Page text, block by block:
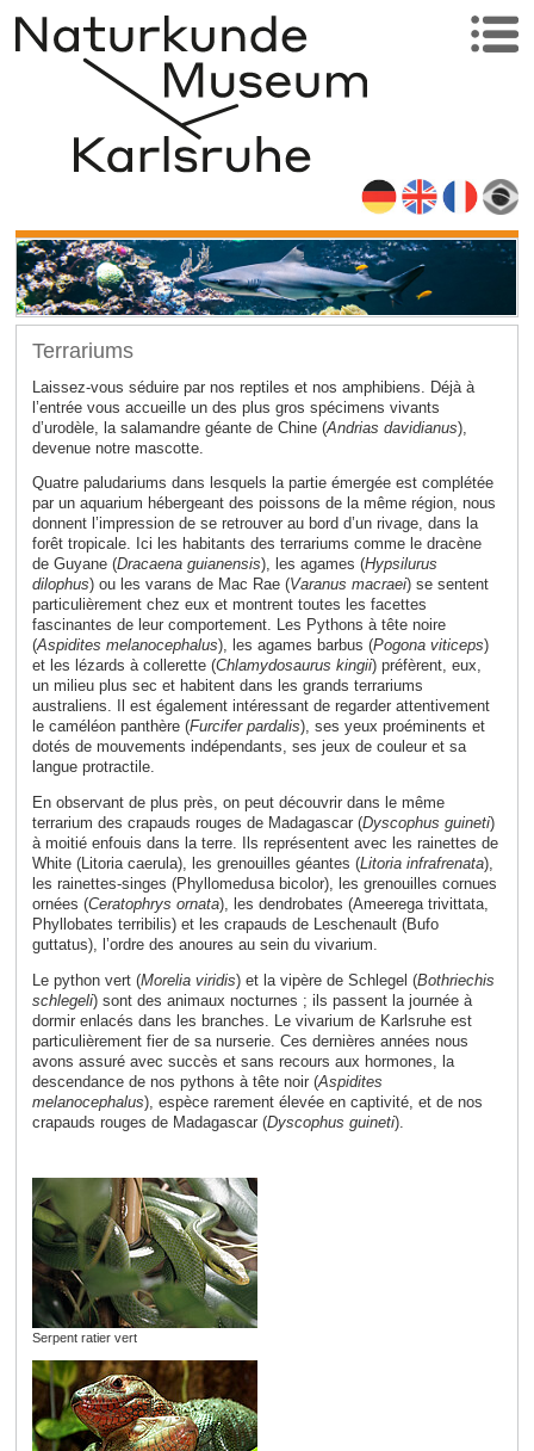
Terrariums
Laissez-vous séduire par nos reptiles et nos amphibiens. Déjà à
l’entrée vous accueille un des plus gros spécimens vivants
d’urodèle, la salamandre géante de Chine (Andrias davidianus),
devenue notre mascotte.
Quatre paludariums dans lesquels la partie émergée est complétée
par un aquarium hébergeant des poissons de la même région, nous
donnent l’impression de se retrouver au bord d’un rivage, dans la
forêt tropicale. Ici les habitants des terrariums comme le dracène
de Guyane (Dracaena guianensis), les agames (Hypsilurus
dilophus) ou les varans de Mac Rae (Varanus macraei) se sentent
particulièrement chez eux et montrent toutes les facettes
fascinantes de leur comportement. Les Pythons à tête noire
(Aspidites melanocephalus), les agames barbus (Pogona viticeps)
et les lézards à collerette (Chlamydosaurus kingii) préfèrent, eux,
un milieu plus sec et habitent dans les grands terrariums
australiens. Il est également intéressant de regarder attentivement
le caméléon panthère (Furcifer pardalis), ses yeux proéminents et
dotés de mouvements indépendants, ses jeux de couleur et sa
langue protractile.
En observant de plus près, on peut découvrir dans le même
terrarium des crapauds rouges de Madagascar (Dyscophus guineti)
à moitié enfouis dans la terre. Ils représentent avec les rainettes de
White (Litoria caerula), les grenouilles géantes (Litoria infrafrenata),
les rainettes-singes (Phyllomedusa bicolor), les grenouilles cornues
ornées (Ceratophrys ornata), les dendrobates (Ameerega trivittata,
Phyllobates terribilis) et les crapauds de Leschenault (Bufo
guttatus), l’ordre des anoures au sein du vivarium.
Le python vert (Morelia viridis) et la vipère de Schlegel (Bothriechis
schlegeli) sont des animaux nocturnes ; ils passent la journée à
dormir enlacés dans les branches. Le vivarium de Karlsruhe est
particulièrement fier de sa nurserie. Ces dernières années nous
avons assuré avec succès et sans recours aux hormones, la
descendance de nos pythons à tête noir (Aspidites
melanocephalus), espèce rarement élevée en captivité, et de nos
crapauds rouges de Madagascar (Dyscophus guineti).
Serpent ratier vert